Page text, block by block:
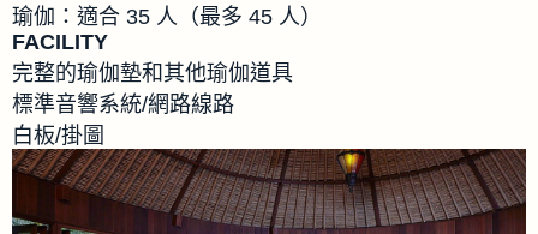
瑜伽：適合 35 人（最多 45 人）
FACILITY
完整的瑜伽墊和其他瑜伽道具
標準音響系統/網路線路
白板/掛圖